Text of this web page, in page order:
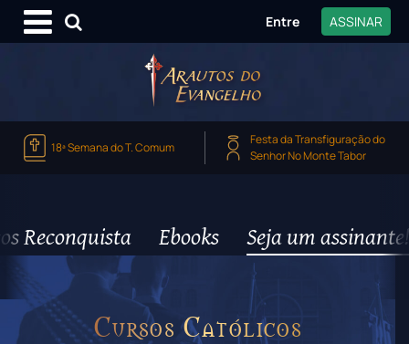
Entre ASSINAR
18ª Semana do T. Comum
Festa da Transfiguração do
Senhor No Monte Tabor
Reconquista Ebooks Seja um assinante!
Cursos Católicos